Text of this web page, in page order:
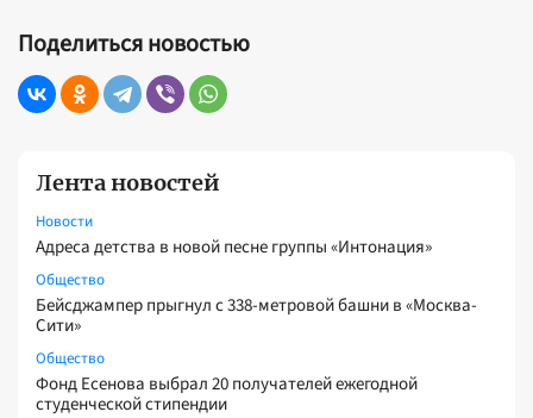
Лента новостей
Новости
Адреса детства в новой песне группы «Интонация»
Общество
Бейсджампер прыгнул с 338-метровой башни в «Москва-
Сити»
Общество
Фонд Есенова выбрал 20 получателей ежегодной
студенческой стипендии
Поделиться новостью